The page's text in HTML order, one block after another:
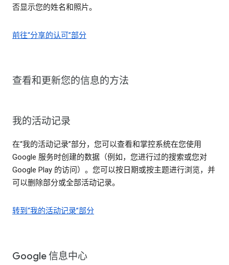
否显示您的姓名和照片。
前往“分享的认可”部分
查看和更新您的信息的方法
我的活动记录
在“我的活动记录”部分，您可以查看和掌控系统在您使用
Google 服务时创建的数据（例如，您进行过的搜索或您对
Google Play 的访问）。您可以按日期或按主题进行浏览，并
可以删除部分或全部活动记录。
转到“我的活动记录”部分
Google 信息中心